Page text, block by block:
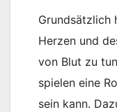
Grundsätzlich
Herzen und
von Blut zu
spielen eine
sein kann.